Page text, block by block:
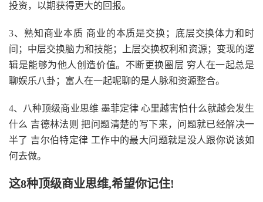
投资，以期获得更大的回报。
3、熟知商业本质 商业的本质是交换；底层交换体力和时
间；中层交换脑力和技能；上层交换权利和资源；变现的逻
辑是能够为他人创造价值。不断更换圈层 穷人在一起总是
聊娱乐八卦；富人在一起呢聊的是人脉和资源整合。
4、八种顶级商业思维 墨菲定律 心里越害怕什么就越会发生
什么 吉德林法则 把问题清楚的写下来，问题就已经解决一
半了 吉尔伯特定律 工作中的最大问题就是没人跟你说该如
何去做。
这8种顶级商业思维,希望你记住!